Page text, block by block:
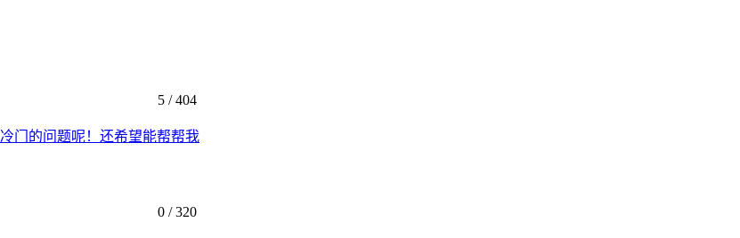
5 /404
门的问题呢！还希望能帮帮我
0 /320